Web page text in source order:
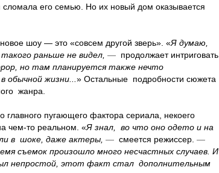
его семью. Но их новый дом оказывается
шоу — это «совсем другой зверь». «Я думаю,
раньше не видел, — продолжает интриговать
но там планируется также нечто
обычной жизни... » Остальные подробности сюжета
жанра.
пугающего фактора сериала, некоего
чем-то реальном. «Я знал, во что оно одето и на
в шоке, даже актеры, — смеется режиссер. —
съемок произошло много несчастных случаев. И
непростой, этот факт стал дополнительным